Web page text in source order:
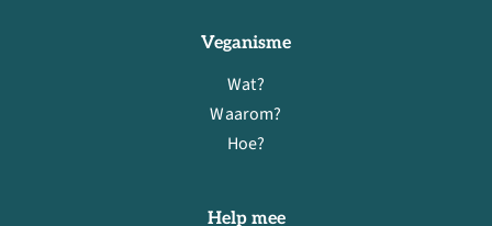
Veganisme
Wat?
Waarom?
Hoe?
Help mee